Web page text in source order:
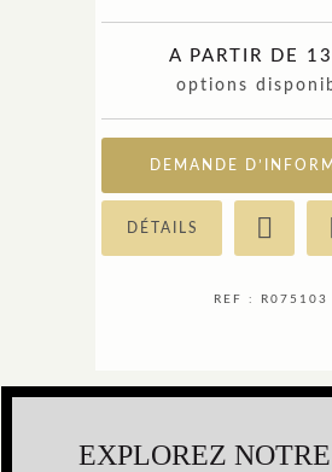
A PARTIR DE
options
DEMANDE
DÉTAILS
REF : R075103
EXPLOREZ